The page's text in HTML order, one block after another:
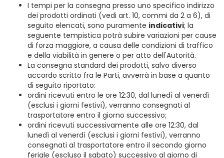
I tempi per la consegna presso uno specifico indirizzo
dei prodotti ordinati (vedi art. 10, commi da 2 a 6), di
seguito elencati, sono puramente indicativi; la
seguente tempistica potrà subire variazioni per cause
di forza maggiore, a causa delle condizioni di traffico
e della viabilità in genere o per atto dell'Autorità.
La consegna standard dei prodotti, salvo diverso
accordo scritto fra le Parti, avverrà in base a quanto
di seguito riportato:
ordini ricevuti entro le ore 12:30, dal lunedì al venerdì
(esclusi i giorni festivi), verranno consegnati al
trasportatore entro il giorno successivo;
ordini ricevuti successivamente alle ore 12:30, dal
lunedì al venerdì (esclusi i giorni festivi), verranno
consegnati al trasportatore entro il secondo giorno
feriale (escluso il sabato) successivo al giorno di